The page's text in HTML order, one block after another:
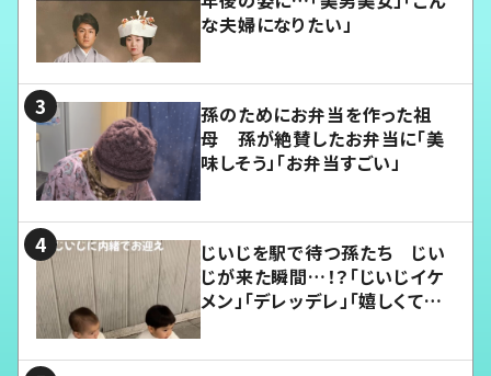
な夫婦になりたい」
孫のためにお弁当を作った祖
母 孫が絶賛したお弁当に「美
味しそう」「お弁当すごい」
じいじを駅で待つ孫たち じい
じが来た瞬間…！？「じいじイケ
メン」「デレッデレ」「嬉しくて可